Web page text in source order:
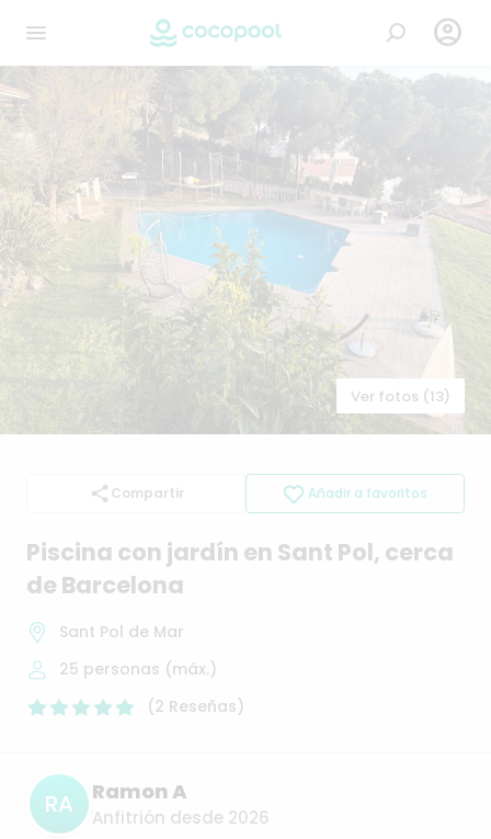

Ver fotos (13)
Compartir Añadir a favoritos
Piscina con jardín en Sant Pol​,​ cerca
de Barcelona
Sant Pol de Mar
25 personas (máx.)
(2 Reseñas)
RA Ramon A
Anfitrión desde 2026